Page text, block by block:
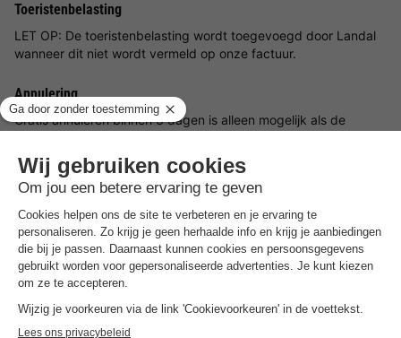
Toeristenbelasting
LET OP: De toeristenbelasting wordt toegevoegd door Landal
wanneer dit niet wordt vermeld op onze factuur.
Annulering
Gratis annuleren binnen 3 dagen is alleen mogelijk als de
gemaakt.